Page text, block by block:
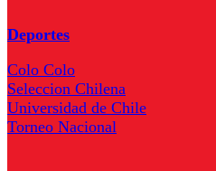
Deportes
Colo Colo
Seleccion Chilena
Universidad de Chile
Torneo Nacional